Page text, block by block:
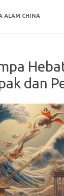
ALAM CHINA
dan